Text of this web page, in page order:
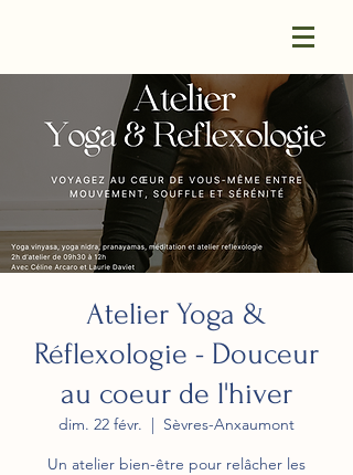
Atelier Yoga &
Réflexologie - Douceur
au coeur de l'hiver
dim. 22 févr.
  |
Sèvres-Anxaumont
Un atelier bien-être pour relâcher les